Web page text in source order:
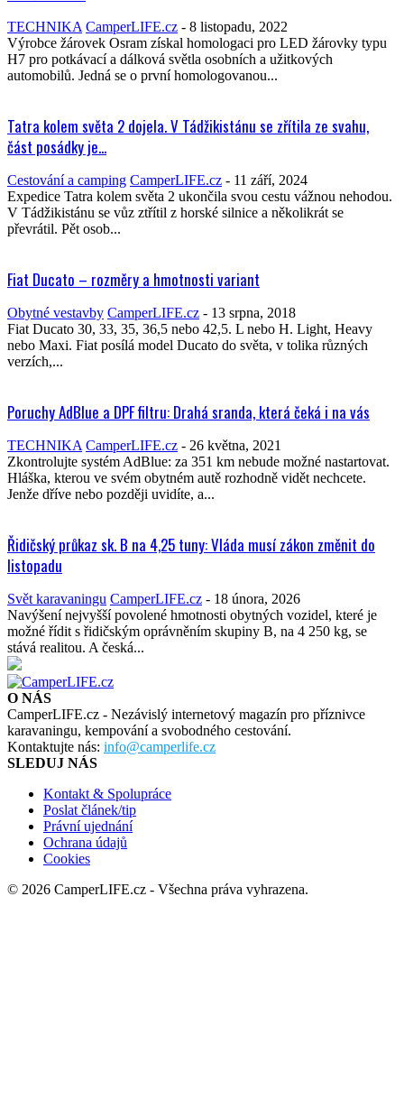
TECHNIKA CamperLIFE.cz - 8 listopadu, 2022
Výrobce žárovek Osram získal homologaci pro LED žárovky typu
H7 pro potkávací a dálková světla osobních a užitkových
automobilů. Jedná se o první homologovanou...
Tatra kolem světa 2 dojela. V Tádžikistánu se zřítila ze svahu,
část posádky je...
Cestování a camping CamperLIFE.cz - 11 září, 2024
Expedice Tatra kolem světa 2 ukončila svou cestu vážnou nehodou.
V Tádžikistánu se vůz ztřítil z horské silnice a několikrát se
převrátil. Pět osob...
Fiat Ducato – rozměry a hmotnosti variant
Obytné vestavby CamperLIFE.cz - 13 srpna, 2018
Fiat Ducato 30, 33, 35, 36,5 nebo 42,5. L nebo H. Light, Heavy
nebo Maxi. Fiat posílá model Ducato do světa, v tolika různých
verzích,...
Poruchy AdBlue a DPF filtru: Drahá sranda, která čeká i na vás
TECHNIKA CamperLIFE.cz - 26 května, 2021
Zkontrolujte systém AdBlue: za 351 km nebude možné nastartovat.
Hláška, kterou ve svém obytném autě rozhodně vidět nechcete.
Jenže dříve nebo později uvidíte, a...
Řidičský průkaz sk. B na 4,25 tuny: Vláda musí zákon změnit do
listopadu
Svět karavaningu CamperLIFE.cz - 18 února, 2026
Navýšení nejvyšší povolené hmotnosti obytných vozidel, které je
možné řídit s řidičským oprávněním skupiny B, na 4 250 kg, se
stává realitou. A česká...
O NÁS
CamperLIFE.cz - Nezávislý internetový magazín pro příznivce
karavaningu, kempování a svobodného cestování.
Kontaktujte nás: info@camperlife.cz
SLEDUJ NÁS
Kontakt & Spolupráce
Poslat článek/tip
Právní ujednání
Ochrana údajů
Cookies
© 2026 CamperLIFE.cz - Všechna práva vyhrazena.